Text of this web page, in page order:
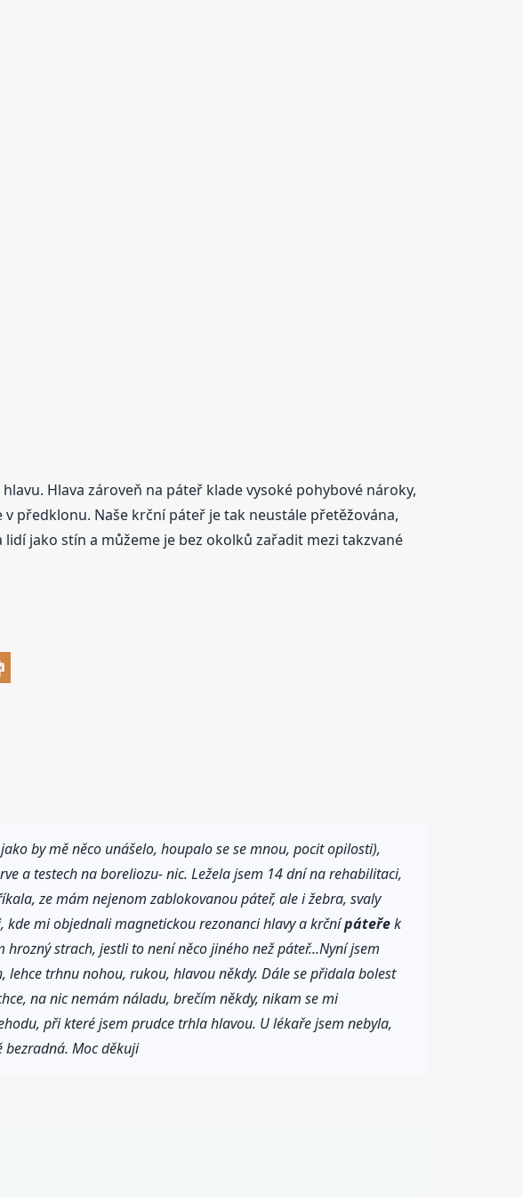
Hlava zároveň na páteř klade vysoké pohybové nároky,
předklonu. Naše krční páteř je tak neustále přetěžována,
jako stín a můžeme je bez okolků zařadit mezi takzvané
by mě něco unášelo, houpalo se se mnou, pocit opilosti),
a testech na boreliozu- nic. Ležela jsem 14 dní na rehabilitaci,
ze mám nejenom zablokovanou páteř, ale i žebra, svaly
kde mi objednali magnetickou rezonanci hlavy a krčnípáteřek
strach, jestli to není něco jiného než páteř...Nyní jsem
trhnu nohou, rukou, hlavou někdy. Dále se přidala bolest
na nic nemám náladu, brečím někdy, nikam se mi
při které jsem prudce trhla hlavou. U lékaře jsem nebyla,
bezradná. Moc děkuji